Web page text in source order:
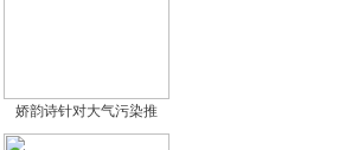
娇韵诗针对大气污染推